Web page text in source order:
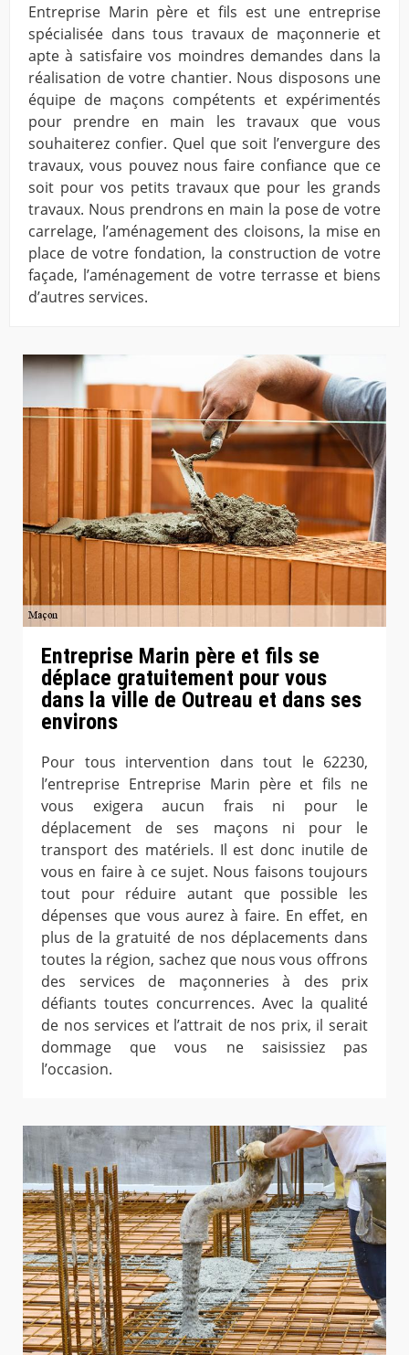
Entreprise Marin père et fils est une entreprise
spécialisée dans tous travaux de maçonnerie et
apte à satisfaire vos moindres demandes dans la
réalisation de votre chantier. Nous disposons une
équipe de maçons compétents et expérimentés
pour prendre en main les travaux que vous
souhaiterez confier. Quel que soit l’envergure des
travaux, vous pouvez nous faire confiance que ce
soit pour vos petits travaux que pour les grands
travaux. Nous prendrons en main la pose de votre
carrelage, l’aménagement des cloisons, la mise en
place de votre fondation, la construction de votre
façade, l’aménagement de votre terrasse et biens
d’autres services.
Entreprise Marin père et fils se
déplace gratuitement pour vous
dans la ville de Outreau et dans ses
environs
Pour tous intervention dans tout le 62230,
l’entreprise Entreprise Marin père et fils ne
vous exigera aucun frais ni pour le
déplacement de ses maçons ni pour le
transport des matériels. Il est donc inutile de
vous en faire à ce sujet. Nous faisons toujours
tout pour réduire autant que possible les
dépenses que vous aurez à faire. En effet, en
plus de la gratuité de nos déplacements dans
toutes la région, sachez que nous vous offrons
des services de maçonneries à des prix
défiants toutes concurrences. Avec la qualité
de nos services et l’attrait de nos prix, il serait
dommage que vous ne saisissiez pas
l’occasion.